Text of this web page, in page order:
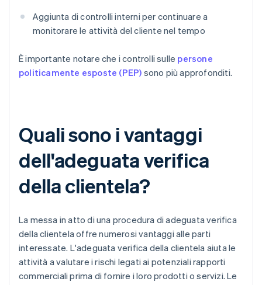
Aggiunta di controlli interni per continuare a
monitorare le attività del cliente nel tempo
È importante notare che i controlli sulle persone
politicamente esposte (PEP) sono più approfonditi.
Quali sono i vantaggi
dell'adeguata verifica
della clientela?
La messa in atto di una procedura di adeguata verifica
della clientela offre numerosi vantaggi alle parti
interessate. L'adeguata verifica della clientela aiuta le
attività a valutare i rischi legati ai potenziali rapporti
commerciali prima di fornire i loro prodotti o servizi. Le